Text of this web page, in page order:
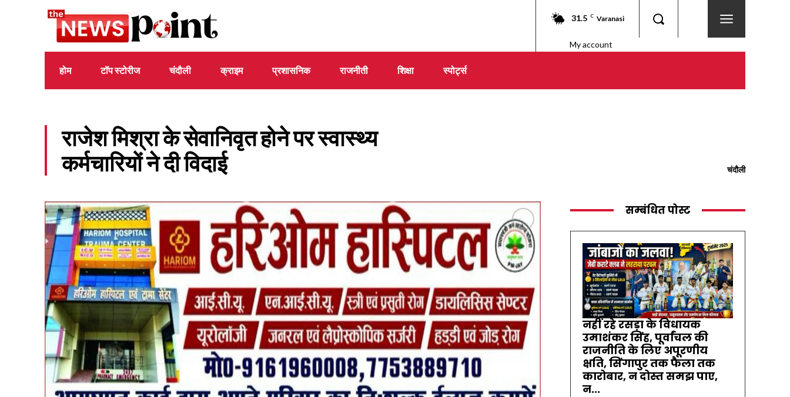
31.5 C Varanasi
My account
होम टॉप स्टोरीज चंदौली क्राइम प्रशासनिक राजनीती शिक्षा स्पोर्ट्स
राजेश मिश्रा के सेवानिवृत होने पर स्वास्थ्य
कर्मचारियों ने दी विदाई
चंदौली
सम्बंधित पोस्ट
नहीं रहे रसड़ा के विधायक
उमाशंकर सिंह, पूर्वांचल की
राजनीति के लिए अपूरणीय
क्षति, सिंगापुर तक फैला तक
कारोबार, न दोस्त समझ पाए,
न...